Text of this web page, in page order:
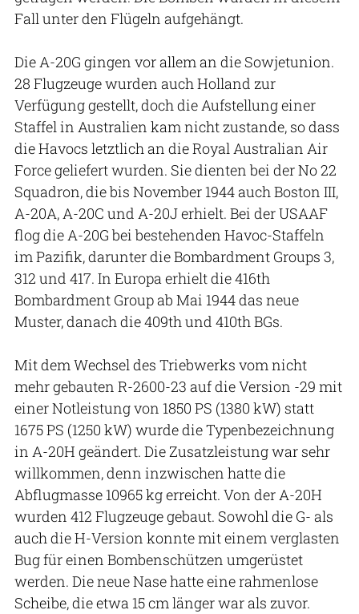
Fall unter den Flügeln aufgehängt.
Die A-20G gingen vor allem an die Sowjetunion.
28 Flugzeuge wurden auch Holland zur
Verfügung gestellt, doch die Aufstellung einer
Staffel in Australien kam nicht zustande, so dass
die Havocs letztlich an die Royal Australian Air
Force geliefert wurden. Sie dienten bei der No 22
Squadron, die bis November 1944 auch Boston III,
A-20A, A-20C und A-20J erhielt. Bei der USAAF
flog die A-20G bei bestehenden Havoc-Staffeln
im Pazifik, darunter die Bombardment Groups 3,
312 und 417. In Europa erhielt die 416th
Bombardment Group ab Mai 1944 das neue
Muster, danach die 409th und 410th BGs.
Mit dem Wechsel des Triebwerks vom nicht
mehr gebauten R-2600-23 auf die Version -29 mit
einer Notleistung von 1850 PS (1380 kW) statt
1675 PS (1250 kW) wurde die Typenbezeichnung
in A-20H geändert. Die Zusatzleistung war sehr
willkommen, denn inzwischen hatte die
Abflugmasse 10965 kg erreicht. Von der A-20H
wurden 412 Flugzeuge gebaut. Sowohl die G- als
auch die H-Version konnte mit einem verglasten
Bug für einen Bombenschützen umgerüstet
werden. Die neue Nase hatte eine rahmenlose
Scheibe, die etwa 15 cm länger war als zuvor.